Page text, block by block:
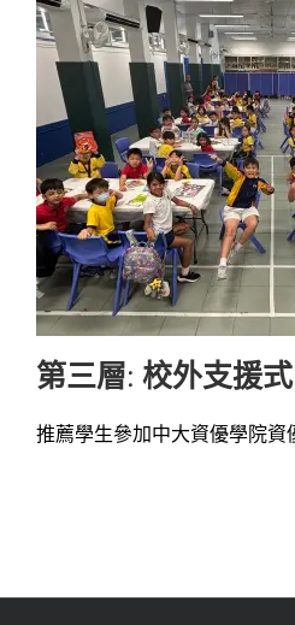
第三層: 校外支援式
推薦學生參加中大資優學院資